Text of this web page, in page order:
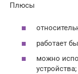
Плюсы
работает
можно
устройства;